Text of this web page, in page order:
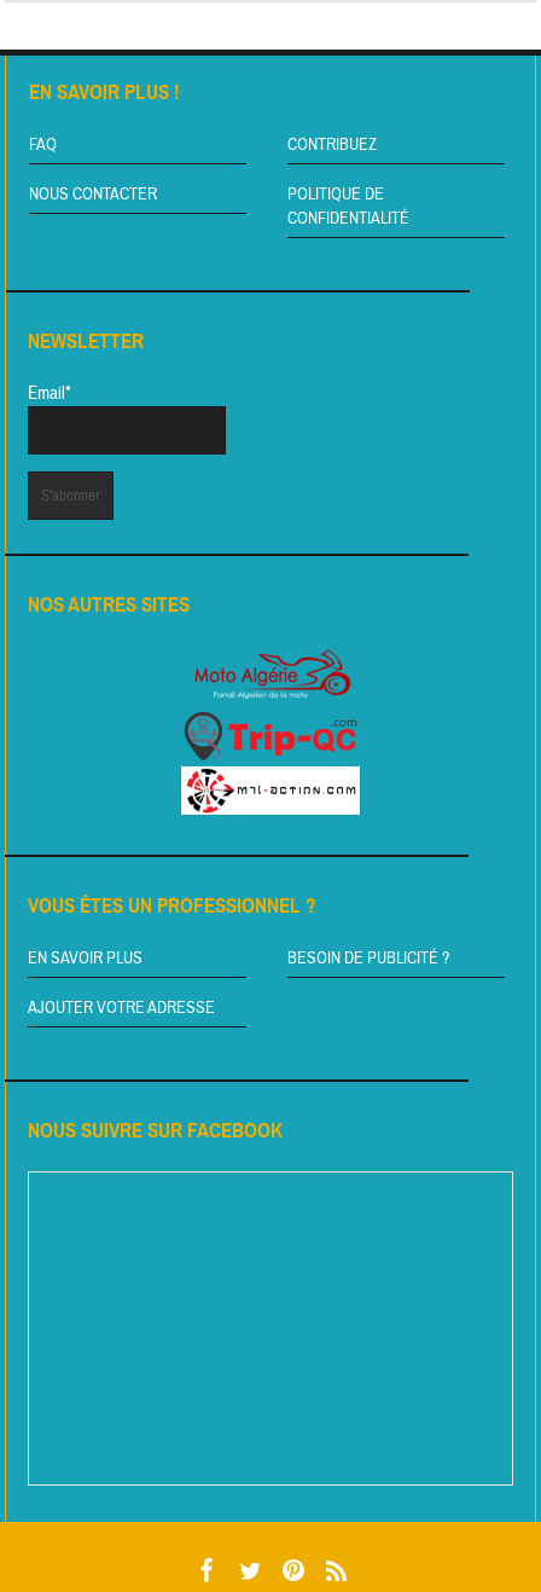
EN SAVOIR PLUS !
FAQ CONTRIBUEZ
NOUS CONTACTER
POLITIQUE DE
CONFIDENTIALITÉ
NEWSLETTER
Email*
NOS AUTRES SITES
VOUS ÊTES UN PROFESSIONNEL ?
EN SAVOIR PLUS BESOIN DE PUBLICITÉ ?
AJOUTER VOTRE ADRESSE
NOUS SUIVRE SUR FACEBOOK